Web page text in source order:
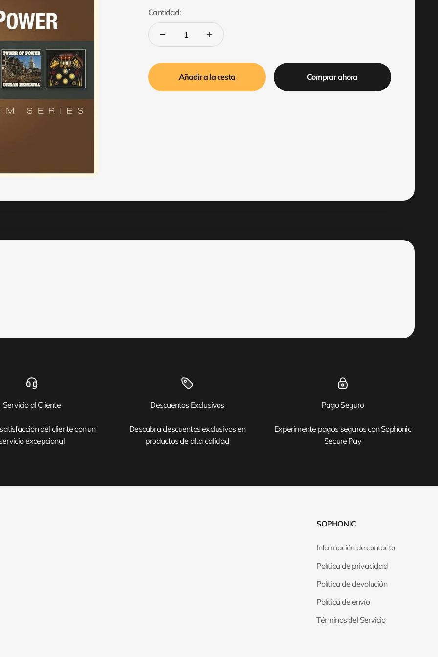
Cantidad:
Añadir a la cesta Comprar ahora
Servicio al Cliente
del cliente con un
excepcional
Descuentos Exclusivos
Descubra descuentos exclusivos en
productos de alta calidad
Pago Seguro
Experimente pagos seguros con Sophonic
Secure Pay
SOPHONIC
Información de contacto
Política de privacidad
Política de devolución
Política de envío
Términos del Servicio